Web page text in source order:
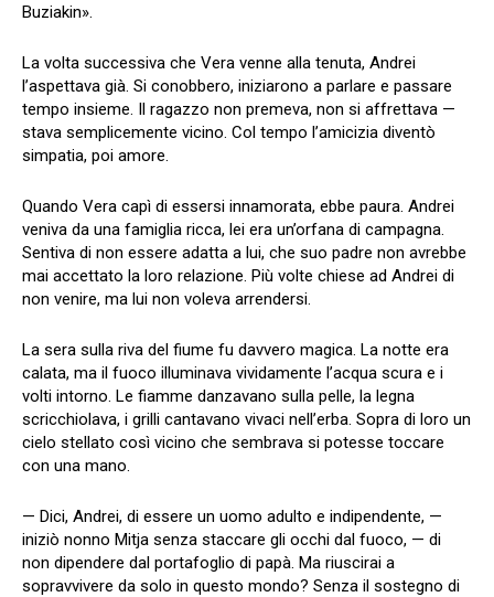
Buziakin».
La volta successiva che Vera venne alla tenuta, Andrei
l’aspettava già. Si conobbero, iniziarono a parlare e passare
tempo insieme. Il ragazzo non premeva, non si affrettava —
stava semplicemente vicino. Col tempo l’amicizia diventò
simpatia, poi amore.
Quando Vera capì di essersi innamorata, ebbe paura. Andrei
veniva da una famiglia ricca, lei era un’orfana di campagna.
Sentiva di non essere adatta a lui, che suo padre non avrebbe
mai accettato la loro relazione. Più volte chiese ad Andrei di
non venire, ma lui non voleva arrendersi.
La sera sulla riva del fiume fu davvero magica. La notte era
calata, ma il fuoco illuminava vividamente l’acqua scura e i
volti intorno. Le fiamme danzavano sulla pelle, la legna
scricchiolava, i grilli cantavano vivaci nell’erba. Sopra di loro un
cielo stellato così vicino che sembrava si potesse toccare
con una mano.
— Dici, Andrei, di essere un uomo adulto e indipendente, —
iniziò nonno Mitja senza staccare gli occhi dal fuoco, — di
non dipendere dal portafoglio di papà. Ma riuscirai a
sopravvivere da solo in questo mondo? Senza il sostegno di